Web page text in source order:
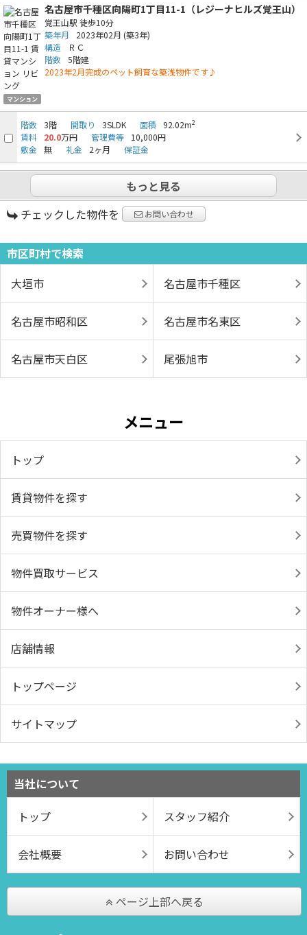
マンション
名古屋市千種区向陽町1丁目11-1（レジーナヒルズ覚王山）
覚王山駅 徒歩10分
築年月
2023年02月 (築3年)
構造
ＲＣ
階数 5階建
2023年2月完成のペット飼育な築浅物件です♪
階数 3階 間取り 3SLDK 面積 92.02m2
賃料 20.0万円 管理費等
10,000円
敷金
無 礼金 2ヶ月 保証金
もっと見る
チェックした物件を
お問い合わせ
市区町村で検索
大垣市
名古屋市千種区
名古屋市昭和区 名古屋市名東区
名古屋市天白区 尾張旭市
メニュー
トップ
賃貸物件を探す
売買物件を探す
物件買取サービス
物件オーナー様へ
店舗情報
トップページ
サイトマップ
当社について
トップ
スタッフ紹介
会社概要 お問い合わせ
ページ上部へ戻る